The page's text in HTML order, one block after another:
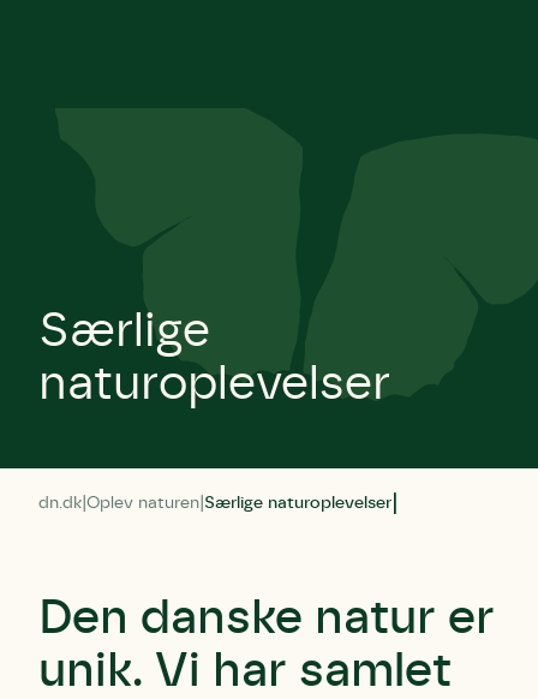
Særlige
naturoplevelser
dn.dk Oplev naturen Særlige naturoplevelser
Den danske natur er
unik. Vi har samlet